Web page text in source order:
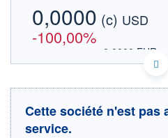
0,0000 (c) USD
-100,00%
0,0000 EUR
DONNÉES TEMPS DIFFÉRÉ
Cotation sur les autres places
Cette société n'est pas
service.